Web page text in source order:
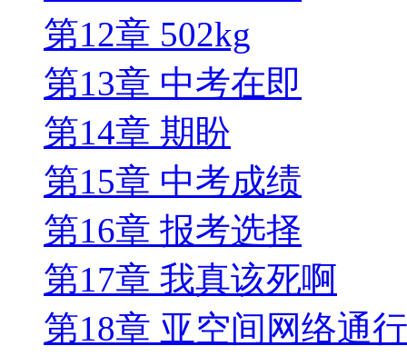
第12章 502kg
第13章 中考在即
第14章 期盼
第15章 中考成绩
第16章 报考选择
第17章 我真该死啊
第18章 亚空间网络通